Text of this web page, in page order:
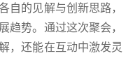
自的见解与创新思路，
趋势。通过这次聚会，
，还能在互动中激发灵